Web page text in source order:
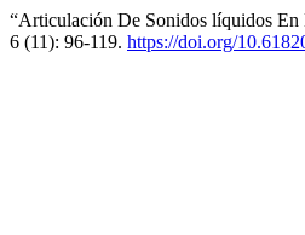
“Articulación De Sonidos líquidos
6 (11): 96-119. https://doi.org/